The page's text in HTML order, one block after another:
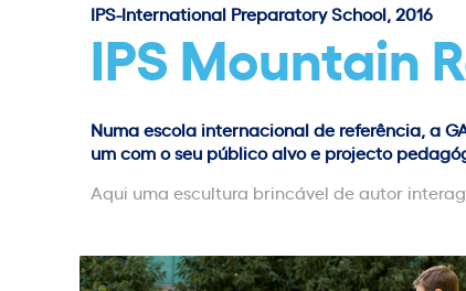
IPS-International Preparatory School, 2016
IPS Mountain
Numa escola internacional de referência, a
um com o seu público alvo e projecto
Aqui uma escultura brincável de autor